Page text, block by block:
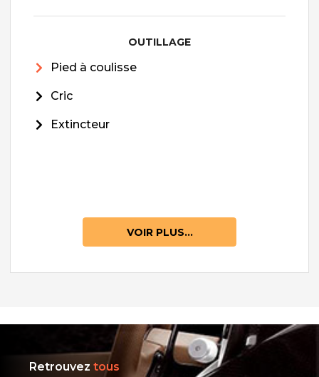
OUTILLAGE
Pied à coulisse
Cric
Extincteur
VOIR PLUS...
Retrouvez tous